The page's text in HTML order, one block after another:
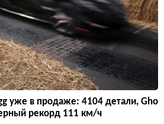
уже в продаже: 4104 детали, Gho
рекорд 111 км/ч